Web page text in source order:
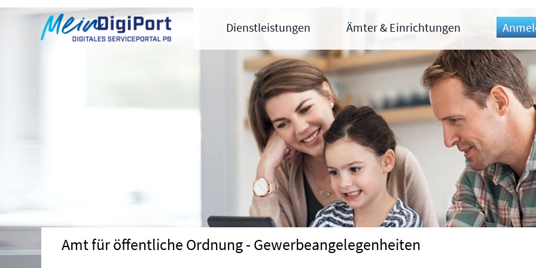
Digitales Serviceportal Paderborn
Zur Hauptnavigation
Zum Inhalt
Zum Footer
Dienstleistungen Ämter & Einrichtungen
Amt für öffentliche Ordnung - Gewerbeangelegenheiten